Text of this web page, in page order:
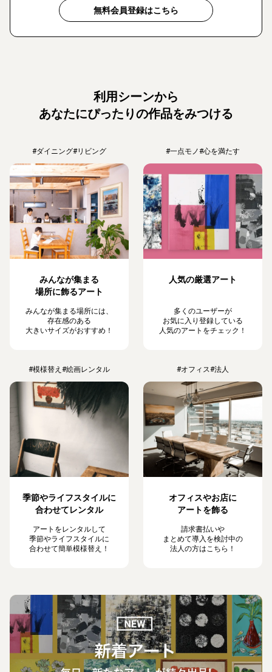
無料会員登録はこちら
利用シーンから
あなたにぴったりの作品をみつける
#ダイニング#リビング
みんなが集まる
場所に飾るアート
みんなが集まる場所には、
存在感のある
大きいサイズがおすすめ！
#一点モノ#心を満たす
人気の厳選アート
多くのユーザーが
お気に入り登録している
人気のアートをチェック！
#模様替え #絵画レンタル
季節やライフスタイルに
合わせてレンタル
アートをレンタルして
季節やライフスタイルに
合わせて簡単模様替え！
#オフィス#法人
オフィスやお店に
アートを飾る
請求書払いや
まとめて導入を検討中の
法人の方はこちら！